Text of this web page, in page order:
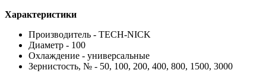
Характеристики
Производитель - TECH-NICK
Диаметр - 100
Охлаждение - универсальные
Зернистость, № - 50, 100, 200, 400, 800, 1500, 3000